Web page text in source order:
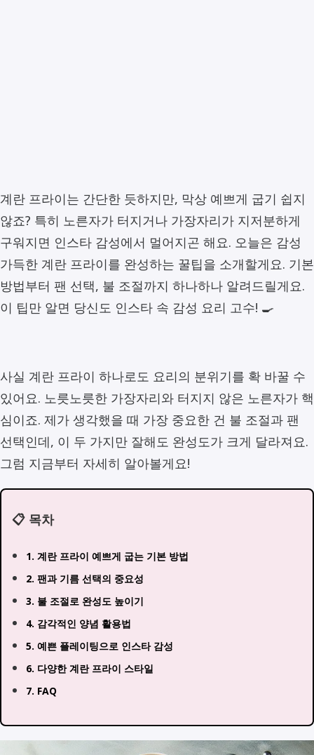
계란 프라이는 간단한 듯하지만, 막상 예쁘게 굽기 쉽지
않죠? 특히 노른자가 터지거나 가장자리가 지저분하게
구워지면 인스타 감성에서 멀어지곤 해요. 오늘은 감성
가득한 계란 프라이를 완성하는 꿀팁을 소개할게요. 기본
방법부터 팬 선택, 불 조절까지 하나하나 알려드릴게요.
이 팁만 알면 당신도 인스타 속 감성 요리 고수! 🍳
사실 계란 프라이 하나로도 요리의 분위기를 확 바꿀 수
있어요. 노릇노릇한 가장자리와 터지지 않은 노른자가 핵
심이죠. 제가 생각했을 때 가장 중요한 건 불 조절과 팬
선택인데, 이 두 가지만 잘해도 완성도가 크게 달라져요.
그럼 지금부터 자세히 알아볼게요!
📋 목차
1. 계란 프라이 예쁘게 굽는 기본 방법
2. 팬과 기름 선택의 중요성
3. 불 조절로 완성도 높이기
4. 감각적인 양념 활용법
5. 예쁜 플레이팅으로 인스타 감성
6. 다양한 계란 프라이 스타일
7. FAQ